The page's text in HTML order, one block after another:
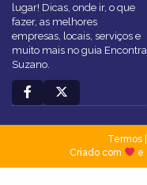
lugar! Dicas, onde ir, o que
fazer, as melhores
empresas, locais, serviços e
muito mais no guia Encontra
Suzano.
Termos|
Criado com
e